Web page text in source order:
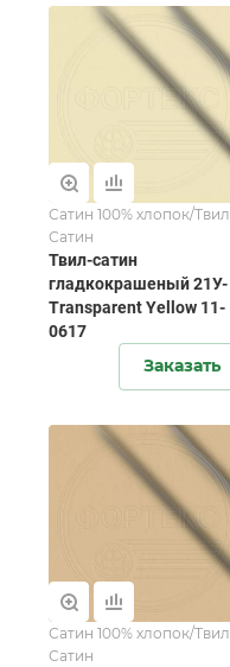
Сатин 100% хлопок/Твил
Сатин
Твил-сатин
гладкокрашеный 21У-
Transparent Yellow 11-
0617
Заказать
Сатин 100% хлопок/Твил
Сатин